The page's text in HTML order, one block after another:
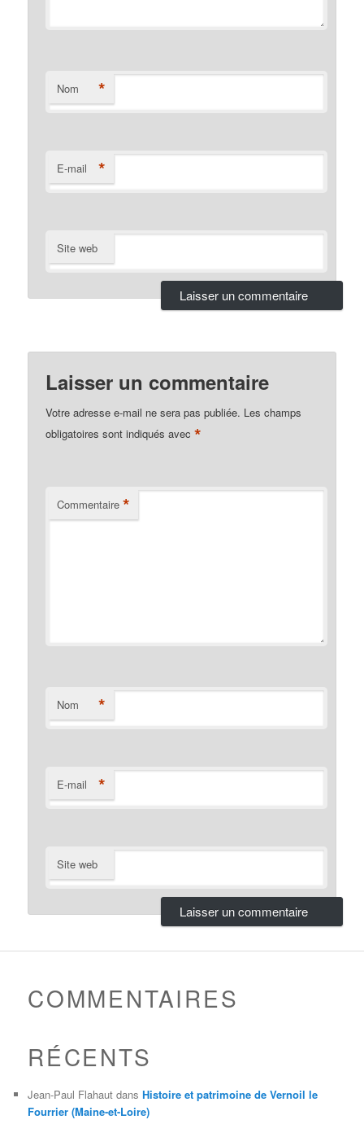
Nom *
E-mail *
Site web
Laisser un commentaire
Votre adresse e-mail ne sera pas publiée. Les champs
obligatoires sont indiqués avec*
Commentaire *
Nom *
E-mail *
Site web
COMMENTAIRES
RÉCENTS
Jean-Paul Flahaut dansHistoire et patrimoine de Vernoil le
Fourrier (Maine-et-Loire)